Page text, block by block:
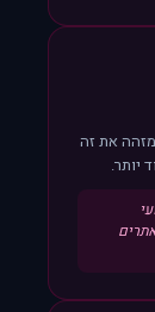
מזהה את זה
יותר.